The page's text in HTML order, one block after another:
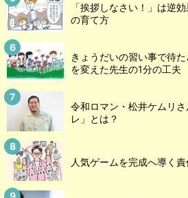
「挨拶しなさい！」は逆
の育て方
きょうだいの習い事で待
を変えた先生の1分の工夫
令和ロマン・松井ケムリ
レ」とは？
人気ゲームを完成へ導く